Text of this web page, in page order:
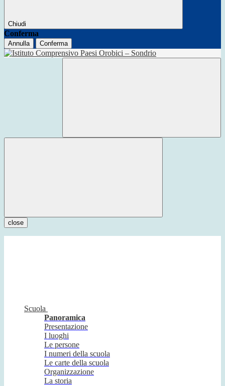
Chiudi
Conferma
Annulla Conferma
close
Scuola
Panoramica
Presentazione
I luoghi
Le persone
I numeri della scuola
Le carte della scuola
Organizzazione
La storia